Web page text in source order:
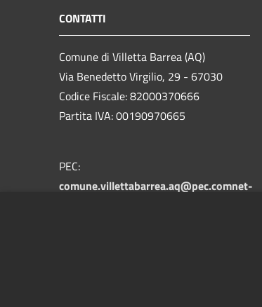
CONTATTI
Comune di Villetta Barrea (AQ)
Via Benedetto Virgilio, 29 - 67030
Codice Fiscale: 82000370666
Partita IVA: 00190970665
PEC:
comune.villettabarrea.aq@pec.comnet-